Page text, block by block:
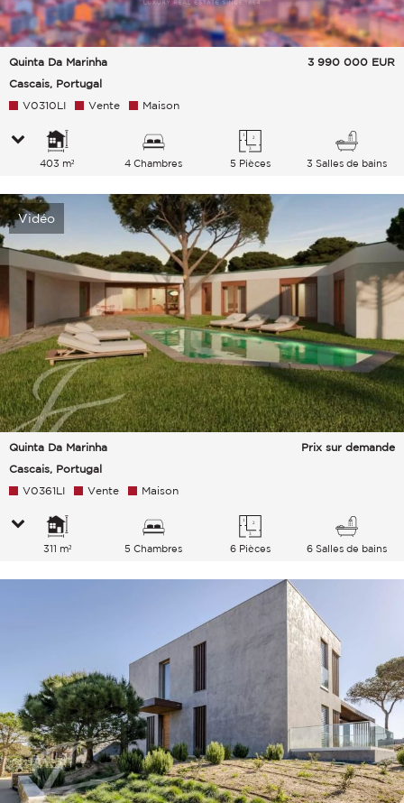
Quinta Da Marinha
Cascais, Portugal
3 990 000 EUR
V0310LI Vente Maison
403 m² 4 Chambres 5 Pièces 3 Salles de bains
Vidéo
Quinta Da Marinha
Cascais, Portugal
Prix sur demande
V0361LI Vente Maison
311 m² 5 Chambres 6 Pièces 6 Salles de bains